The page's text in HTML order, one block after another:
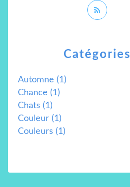
Catégories
Automne (1)
Chance (1)
Chats (1)
Couleur (1)
Couleurs (1)